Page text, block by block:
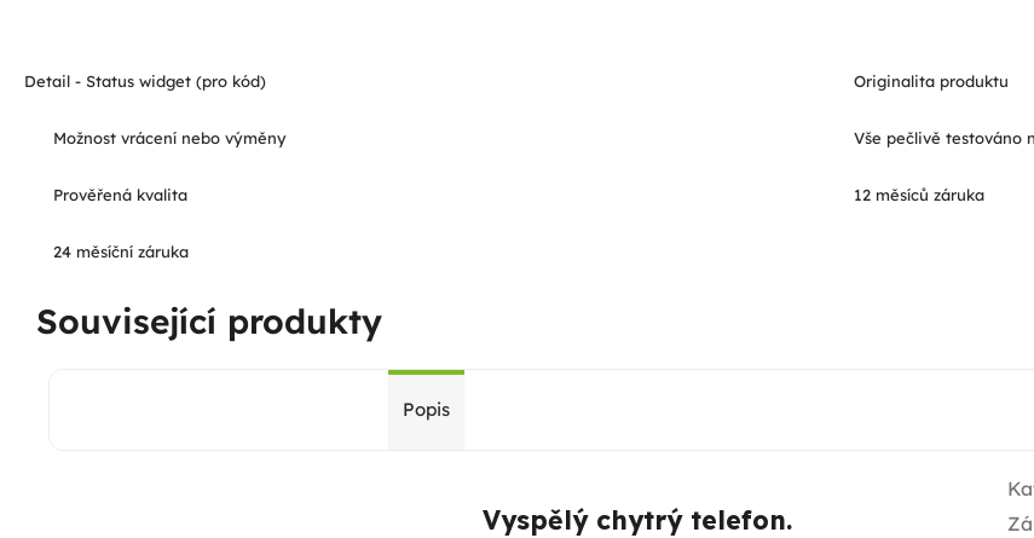
Detail - Status widget (pro kód) Originalita produktu
Možnost vrácení nebo výměny Vše pečlivě testováno
Prověřená kvalita 12 měsíců záruka
24 měsíční záruka
Související produkty
Popis
Vyspělý chytrý telefon.